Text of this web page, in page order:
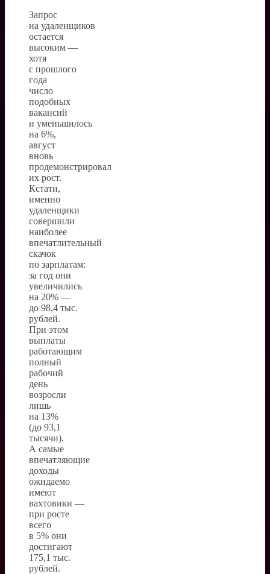
Запрос
на удаленщиков
остается
высоким —
хотя
с прошлого
года
число
подобных
вакансий
и уменьшилось
на 6%,
август
вновь
продемонстрировал
их рост.
Кстати,
именно
удаленщики
совершили
наиболее
впечатлительный
скачок
по зарплатам:
за год они
увеличились
на 20% —
до 98,4 тыс.
рублей.
При этом
выплаты
работающим
полный
рабочий
день
возросли
лишь
на 13%
(до 93,1
тысячи).
А самые
впечатляющие
доходы
ожидаемо
имеют
вахтовики —
при росте
всего
в 5% они
достигают
175,1 тыс.
рублей.